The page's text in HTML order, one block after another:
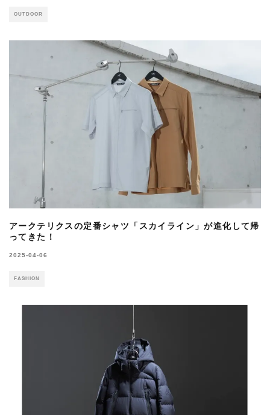
OUTDOOR
アークテリクスの定番シャツ「スカイライン」が進化して帰
ってきた！
2025-04-06
FASHION